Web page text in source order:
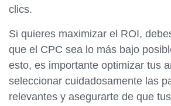
clics.
Si quieres maximizar el ROI,
que el CPC sea lo más bajo
esto, es importante optimizar tus
seleccionar cuidadosamente las
relevantes y asegurarte de que